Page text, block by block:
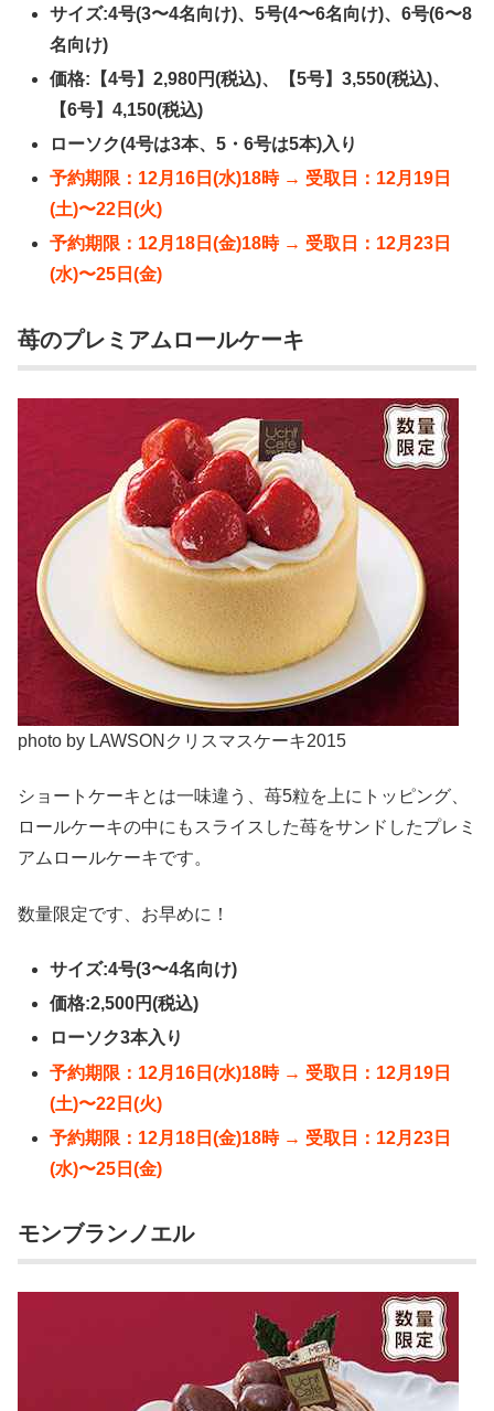
サイズ:4号(3〜4名向け)、5号(4〜6名向け)、6号(6〜8
名向け)
価格:【4号】2,980円(税込)、【5号】3,550(税込)、
【6号】4,150(税込)
ローソク(4号は3本、5・6号は5本)入り
予約期限：12月16日(水)18時 → 受取日：12月19日
(土)〜22日(火)
予約期限：12月18日(金)18時 → 受取日：12月23日
(水)〜25日(金)
苺のプレミアムロールケーキ
photo by LAWSONクリスマスケーキ2015
ショートケーキとは一味違う、苺5粒を上にトッピング、
ロールケーキの中にもスライスした苺をサンドしたプレミ
アムロールケーキです。
数量限定です、お早めに！
サイズ:4号(3〜4名向け)
価格:2,500円(税込)
ローソク3本入り
予約期限：12月16日(水)18時 → 受取日：12月19日
(土)〜22日(火)
予約期限：12月18日(金)18時 → 受取日：12月23日
(水)〜25日(金)
モンブランノエル